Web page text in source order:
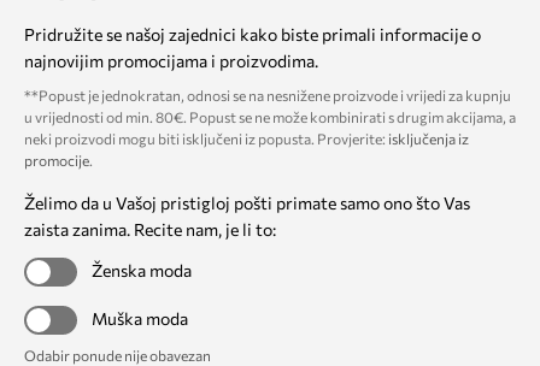
Pridružite se našoj zajednici kako biste primali informacije o
najnovijim promocijama i proizvodima.
**Popust je jednokratan, odnosi se na nesnižene proizvode i vrijedi za kupnju
u vrijednosti od min. 80€. Popust se ne može kombinirati s drugim akcijama, a
neki proizvodi mogu biti isključeni iz popusta. Provjerite: isključenja iz
promocije.
Želimo da u Vašoj pristigloj pošti primate samo ono što Vas
zaista zanima. Recite nam, je li to:
Ženska moda
Muška moda
Odabir ponude nije obavezan